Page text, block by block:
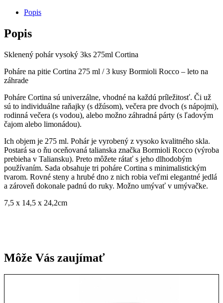
Popis
Popis
Sklenený pohár vysoký 3ks 275ml Cortina
Poháre na pitie Cortina 275 ml / 3 kusy Bormioli Rocco – leto na
záhrade
Poháre Cortina sú univerzálne, vhodné na každú príležitosť. Či už
sú to individuálne raňajky (s džúsom), večera pre dvoch (s nápojmi),
rodinná večera (s vodou), alebo možno záhradná párty (s ľadovým
čajom alebo limonádou).
Ich objem je 275 ml. Pohár je vyrobený z vysoko kvalitného skla.
Postará sa o ňu oceňovaná talianska značka Bormioli Rocco (výroba
prebieha v Taliansku). Preto môžete rátať s jeho dlhodobým
používaním. Sada obsahuje tri poháre Cortina s minimalistickým
tvarom. Rovné steny a hrubé dno z nich robia veľmi elegantné jedlá
a zároveň dokonale padnú do ruky. Možno umývať v umývačke.
7,5 x 14,5 x 24,2cm
Môže Vás zaujímať